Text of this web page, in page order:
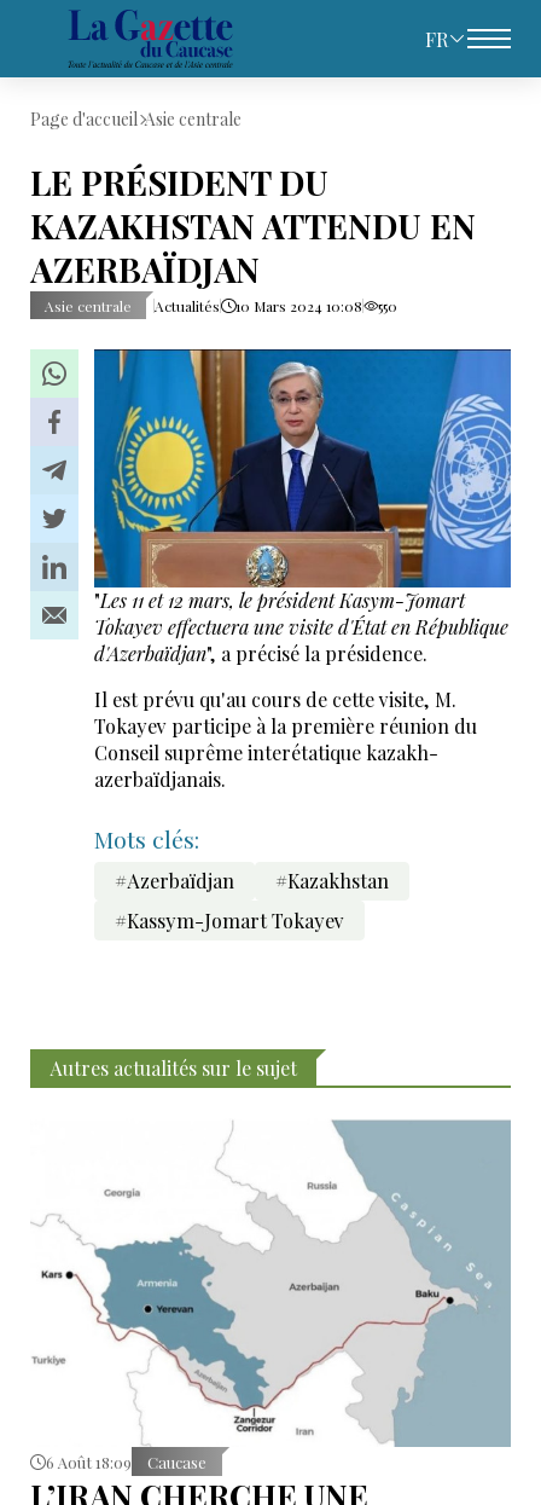
FR
Page d'accueil Asie centrale
LE PRÉSIDENT DU
KAZAKHSTAN ATTENDU EN
AZERBAÏDJAN
Asie centrale Actualités 10 Mars 2024 10:08 550
"Les 11 et 12 mars, le président Kasym-Jomart
Tokayev effectuera une visite d'État en République
d'Azerbaïdjan", a précisé la présidence.
Il est prévu qu'au cours de cette visite, M.
Tokayev participe à la première réunion du
Conseil suprême interétatique kazakh-
azerbaïdjanais.
Mots clés:
#Azerbaïdjan
#Kazakhstan
#Kassym-Jomart Tokayev
Autres actualités sur le sujet
6 Août 18:09 Caucase
L’IRAN CHERCHE UNE